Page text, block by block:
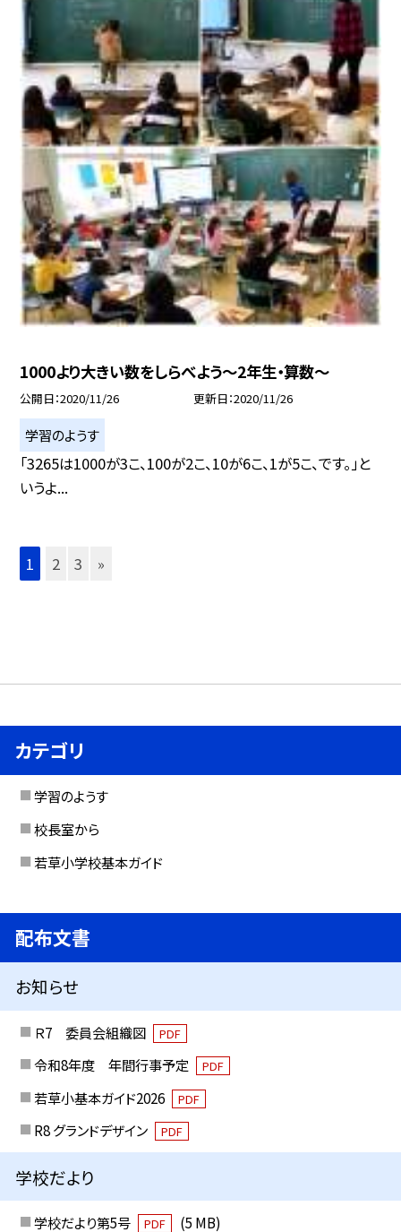
1000より大きい数をしらべよう〜2年生・算数〜
公開日 2020/11/26 更新日 2020/11/26
学習のようす
「3265は1000が3こ、100が2こ、10が6こ、1が5こ、です。」と
いうよ...
1 2 3 »
カテゴリ
学習のようす
校長室から
若草小学校基本ガイド
配布文書
お知らせ
Ｒ7 委員会組織図 PDF
令和8年度 年間行事予定 PDF
若草小基本ガイド2026 PDF
R8 グランドデザイン PDF
学校だより
学校だより第5号 PDF
(5 MB)